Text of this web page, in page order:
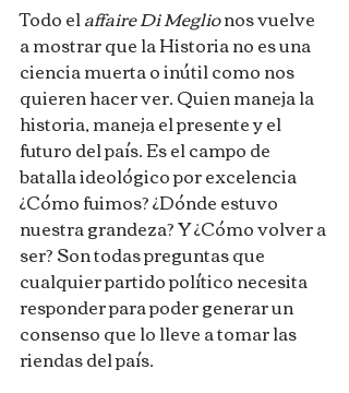
Todo el affaire Di Meglio nos vuelve
a mostrar que la Historia no es una
ciencia muerta o inútil como nos
quieren hacer ver. Quien maneja la
historia, maneja el presente y el
futuro del país. Es el campo de
batalla ideológico por excelencia
¿Cómo fuimos? ¿Dónde estuvo
nuestra grandeza? Y ¿Cómo volver a
ser? Son todas preguntas que
cualquier partido político necesita
responder para poder generar un
consenso que lo lleve a tomar las
riendas del país.